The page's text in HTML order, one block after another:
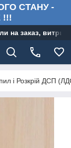
СТАНУ -
!!!
на заказ,
і Розкрій ДСП